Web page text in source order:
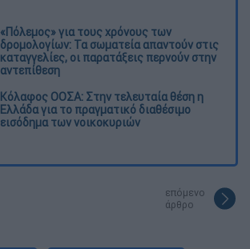
«Πόλεμος» για τους χρόνους των
δρομολογίων: Τα σωματεία απαντούν στις
καταγγελίες, οι παρατάξεις περνούν στην
αντεπίθεση
Κόλαφος ΟΟΣΑ: Στην τελευταία θέση η
Ελλάδα για το πραγματικό διαθέσιμο
εισόδημα των νοικοκυριών
επόμενο
άρθρο